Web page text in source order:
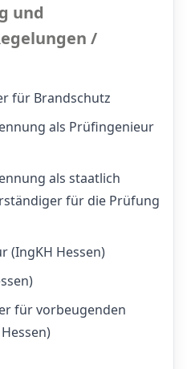
/
für Brandschutz
als Prüfingenieur
als staatlich
für die Prüfung
(IngKH Hessen)
für vorbeugenden